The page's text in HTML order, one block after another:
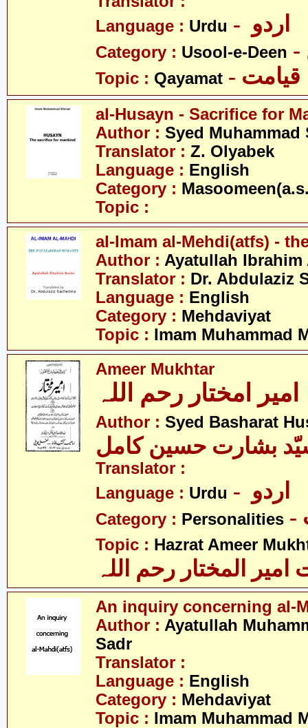
Language : Urdu
Category : Usool-e-Deen
Topic : Qayamat - قیامت
al-Husayn - Sacrifice for
Author : Syed Muhammad
Translator : Z. Olyabek
Language : English
Category :
Topic :
al-Imam al-Mehdi(atfs) -
Author : Ayatullah Ibrahim
Translator : Dr. Abdulaziz
Language : English
Category : Mehdaviyat
Topic : Imam Muhammad
Ameer Mukhtar
امیر امختار رحم اللہ
Author : Syed Basharat
بشارت حسین کامل
Translator :
Language : Urdu
Category : Personalities
Topic : Hazrat Ameer
المختار رحم اللہ
An inquiry concerning al-
Author : Ayatullah
Sadr
Translator :
Language : English
Category : Mehdaviyat
Topic : Imam Muhammad